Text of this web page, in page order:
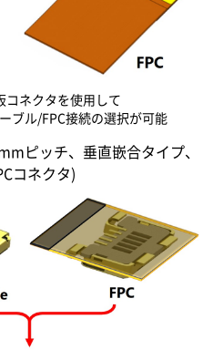
コネクタを使用して
ブル/FPC接続の選択が可能
ピッチ、垂直嵌合タイプ、
コネクタ)